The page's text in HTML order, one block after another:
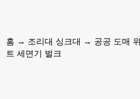
홈 → 조리대 싱크대 → 공공 도매
트 세면기 벌크